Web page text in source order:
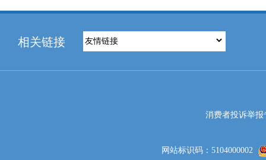
相关链接
消费者投诉举报
网站标识码：5104000002